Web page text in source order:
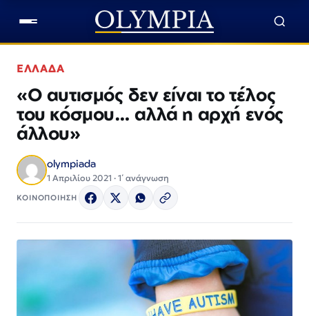
ΕΛΛΑΔΑ
«Ο αυτισμός δεν είναι το τέλος
του κόσμου… αλλά η αρχή ενός
άλλου»
olympiada
1 Απριλίου 2021 · 1΄ ανάγνωση
ΚΟΙΝΟΠΟΙΗΣΗ